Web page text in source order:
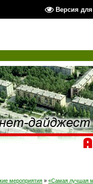
Версия
мероприятия »«Самая лучшая